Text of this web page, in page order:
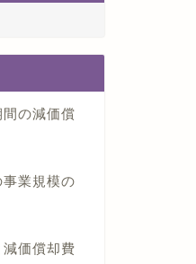
の減価償
業規模の
価償却費